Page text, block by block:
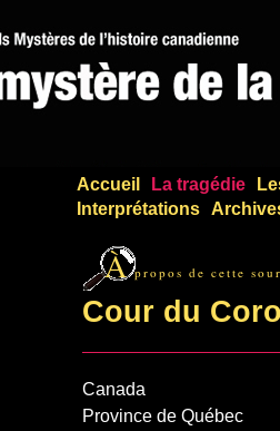
Accueil La tragédie
Interprétations
Àpropos de cette
Cour du
Canada
Province de Québec